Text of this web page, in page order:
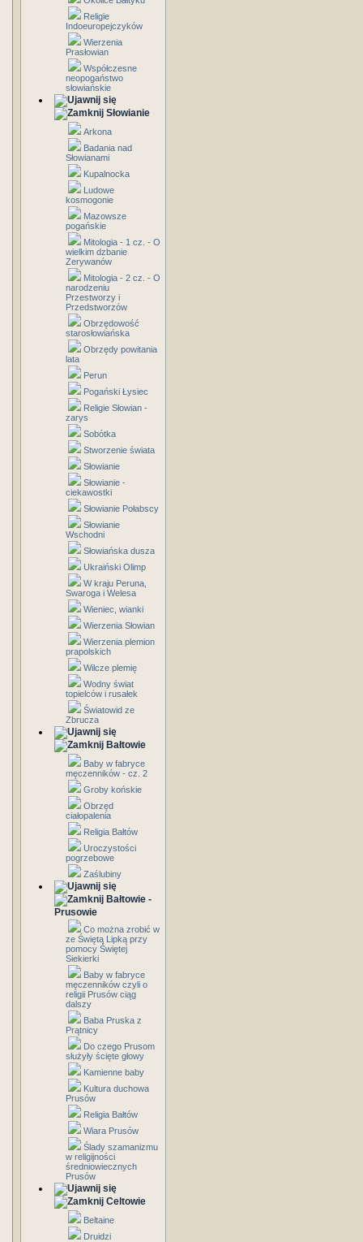
Religie
Indoeuropejczyków
Wierzenia
Prasłowian
Współczesne
neopogaństwo
słowiańskie
Słowianie
Arkona
Badania nad
Słowianami
Kupalnocka
Ludowe
kosmogonie
Mazowsze
pogańskie
Mitologia - 1 cz. - O
wielkim dzbanie
Zerywanów
Mitologia - 2 cz. - O
narodzeniu
Przestworzy i
Przedstworzów
Obrzędowość
starosłowiańska
Obrzędy powitania
lata
Perun
Pogański Łysiec
Religie Słowian -
zarys
Sobótka
Stworzenie świata
Słowianie
Słowianie -
ciekawostki
Słowianie Połabscy
Słowianie
Wschodni
Słowiańska dusza
Ukraiński Olimp
W kraju Peruna,
Swaroga i Welesa
Wieniec, wianki
Wierzenia Słowian
Wierzenia plemion
prapolskich
Wilcze plemię
Wodny świat
topielców i rusałek
Światowid ze
Zbrucza
Bałtowie
Baby w fabryce
męczenników - cz. 2
Groby końskie
Obrzęd
ciałopalenia
Religia Bałtów
Uroczystości
pogrzebowe
Zaślubiny
Bałtowie -
Prusowie
Co można zrobić w
ze Świętą Lipką przy
pomocy Świętej
Siekierki
Baby w fabryce
męczenników czyli o
religii Prusów ciąg
dalszy
Baba Pruska z
Prątnicy
Do czego Prusom
służyły ścięte głowy
Kamienne baby
Kultura duchowa
Prusów
Religia Bałtów
Wiara Prusów
Ślady szamanizmu
w religijności
średniowiecznych
Prusów
Celtowie
Beltaine
Druidzi